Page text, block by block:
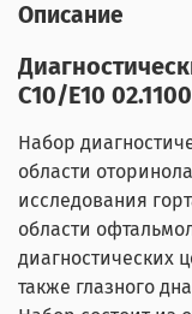
Описание
C10/E10
Набор
области
исследования
области
диагностических
также глазного дна